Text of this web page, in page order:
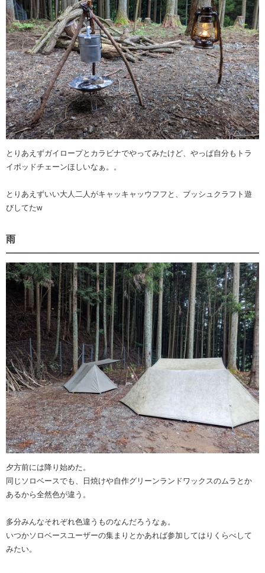
とりあえずガイロープとカラビナでやってみたけど、やっぱ自分もトラ
イポッドチェーンほしいなぁ。。
とりあえずいい大人二人がキャッキャッウフフと、ブッシュクラフト遊
びしてたw
雨
夕方前には降り始めた。
同じソロベースでも、日焼けや自作グリーンランドワックスのムラとか
あるから全然色が違う。
多分みんなそれぞれ色違うものなんだろうなぁ。
いつかソロベースユーザーの集まりとかあれば参加してはりくらべして
みたい。